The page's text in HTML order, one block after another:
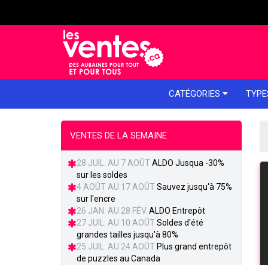
CATÉGORIES
VENTES DE LA SEMAINE
28 JUIL. AU 7 AOÛT ALDO Jusqua -30%
sur les soldes
4 AOÛT AU 17 AOÛT Sauvez jusqu'à 75%
sur l'encre
26 JAN. AU 28 FÉV. ALDO Entrepôt
27 JUIL. AU 10 AOÛT Soldes d'été
grandes tailles jusqu'à 80%
25 JUIL. AU 24 AOÛT Plus grand entrepôt
de puzzles au Canada